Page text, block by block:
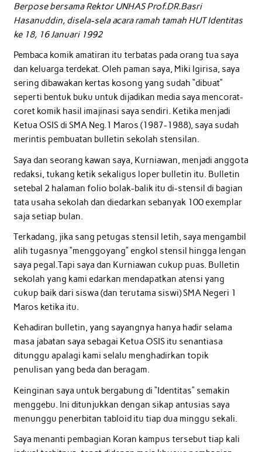
Berpose bersama Rektor UNHAS Prof.DR.Basri
Hasanuddin, disela-sela acara ramah tamah HUT Identitas
ke 18, 16 Januari 1992
Pembaca komik amatiran itu terbatas pada orang tua saya
dan keluarga terdekat. Oleh paman saya, Miki Igirisa, saya
sering dibawakan kertas kosong yang sudah “dibuat”
seperti bentuk buku untuk dijadikan media saya mencorat-
coret komik hasil imajinasi saya sendiri. Ketika menjadi
Ketua OSIS di SMA Neg.1 Maros (1987-1988), saya sudah
merintis pembuatan bulletin sekolah stensilan.
Saya dan seorang kawan saya, Kurniawan, menjadi anggota
redaksi, tukang ketik sekaligus loper bulletin itu. Bulletin
setebal 2 halaman folio bolak-balik itu di-stensil di bagian
tata usaha sekolah dan diedarkan sebanyak 100 exemplar
saja setiap bulan.
Terkadang, jika sang petugas stensil letih, saya mengambil
alih tugasnya “menggoyang” engkol stensil hingga lengan
saya pegal.Tapi saya dan Kurniawan cukup puas. Bulletin
sekolah yang kami edarkan mendapatkan atensi yang
cukup baik dari siswa (dan terutama siswi) SMA Negeri 1
Maros ketika itu.
Kehadiran bulletin, yang sayangnya hanya hadir selama
masa jabatan saya sebagai Ketua OSIS itu senantiasa
ditunggu apalagi kami selalu menghadirkan topik
penulisan yang beda dan beragam.
Keinginan saya untuk bergabung di “Identitas” semakin
menggebu. Ini ditunjukkan dengan sikap antusias saya
menunggu penerbitan tabloid itu tiap dua minggu sekali.
Saya menanti pembagian Koran kampus tersebut tiap kali